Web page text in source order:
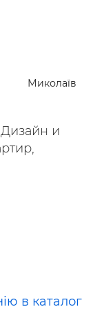
Миколаїв
Дизайн и
в каталог